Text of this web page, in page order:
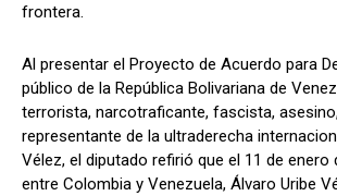
frontera.
Al presentar el Proyecto de Acuerdo para
público de la República Bolivariana de
terrorista, narcotraficante, fascista,
representante de la ultraderecha
Vélez, el diputado refirió que el 11 de
entre Colombia y Venezuela, Álvaro Uribe